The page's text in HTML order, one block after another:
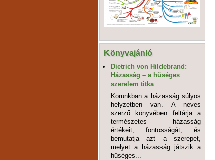
Könyvajánló
Dietrich von Hildebrand:
Házasság – a hűséges
szerelem titka
Korunkban a házasság súlyos
helyzetben van. A neves
szerző könyvében feltárja a
természetes házasság
értékeit, fontosságát, és
bemutatja azt a szerepet,
melyet a házasság játszik a
hűséges...